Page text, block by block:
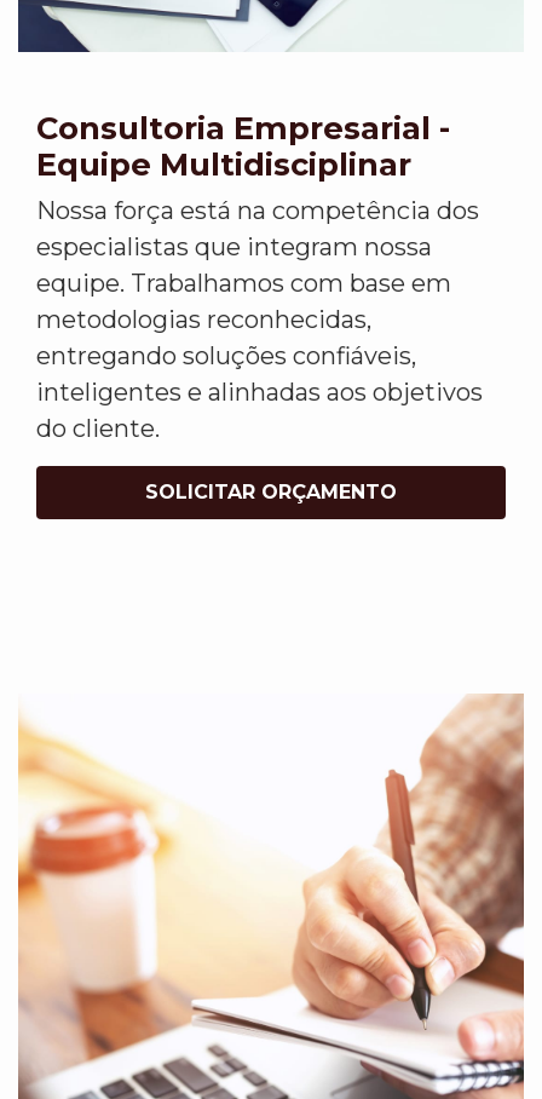
Consultoria Empresarial -
Equipe Multidisciplinar
Nossa força está na competência dos
especialistas que integram nossa
equipe. Trabalhamos com base em
metodologias reconhecidas,
entregando soluções confiáveis,
inteligentes e alinhadas aos objetivos
do cliente.
SOLICITAR ORÇAMENTO